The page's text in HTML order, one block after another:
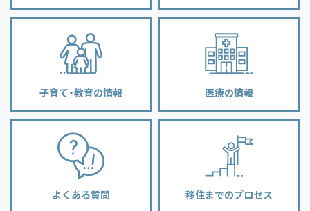
子育て・教育の情報 医療の情報
よくある質問 移住までのプロセス